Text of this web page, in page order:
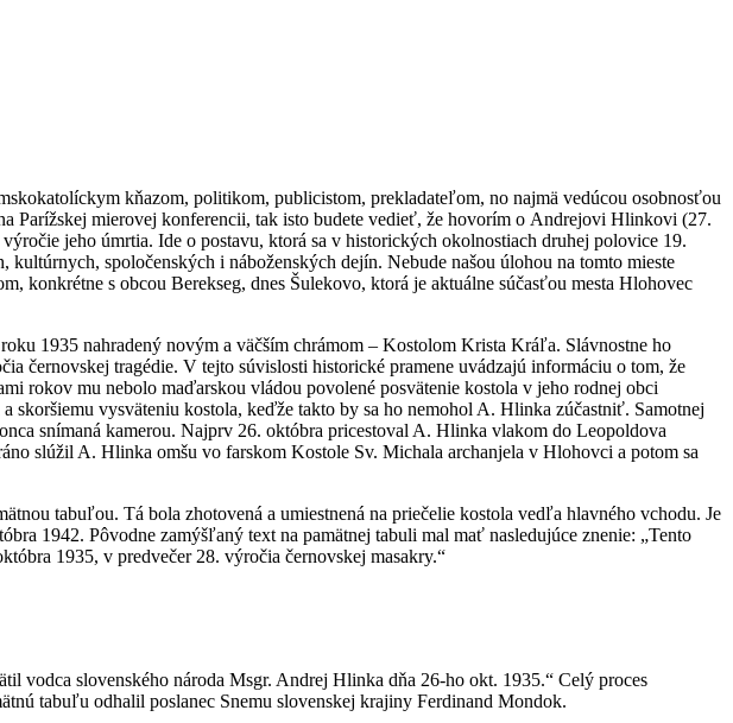
kňazom, politikom, publicistom, prekladateľom, no najmä vedúcou osobnosťou
Parížskej mierovej konferencii, tak isto budete vedieť, že hovorím o Andrejovi Hlinkovi (27.
jeho úmrtia. Ide o postavu, ktorá sa v historických okolnostiach druhej polovice 19.
spoločenských i náboženských dejín. Nebude našou úlohou na tomto mieste
s obcou Berekseg, dnes Šulekovo, ktorá je aktuálne súčasťou mesta Hlohovec
1935 nahradený novým a väčším chrámom – Kostolom Krista Kráľa. Slávnostne ho
černovskej tragédie. V tejto súvislosti historické pramene uvádzajú informáciu o tom, že
rokov mu nebolo maďarskou vládou povolené posvätenie kostola v jeho rodnej obci
skoršiemu vysväteniu kostola, keďže takto by sa ho nemohol A. Hlinka zúčastniť. Samotnej
snímaná kamerou. Najprv 26. októbra pricestoval A. Hlinka vlakom do Leopoldova
slúžil A. Hlinka omšu vo farskom Kostole Sv. Michala archanjela v Hlohovci a potom sa
tabuľou. Tá bola zhotovená a umiestnená na priečelie kostola vedľa hlavného vchodu. Je
1942. Pôvodne zamýšľaný text na pamätnej tabuli mal mať nasledujúce znenie: „Tento
1935, v predvečer 28. výročia černovskej masakry.“
vodca slovenského národa Msgr. Andrej Hlinka dňa 26-ho okt. 1935.“ Celý proces
tabuľu odhalil poslanec Snemu slovenskej krajiny Ferdinand Mondok.